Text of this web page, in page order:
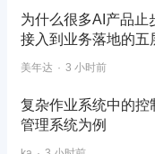
为什么很多AI产品止
接入到业务落地的五
美年达 3 小时前
复杂作业系统中的控
管理系统为例